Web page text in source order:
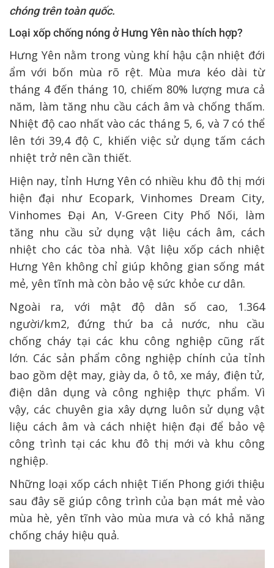
chóng trên toàn quốc.
Loại xốp chống nóng ở Hưng Yên nào thích hợp?
Hưng Yên nằm trong vùng khí hậu cận nhiệt đới
ẩm với bốn mùa rõ rệt. Mùa mưa kéo dài từ
tháng 4 đến tháng 10, chiếm 80% lượng mưa cả
năm, làm tăng nhu cầu cách âm và chống thấm.
Nhiệt độ cao nhất vào các tháng 5, 6, và 7 có thể
lên tới 39,4 độ C, khiến việc sử dụng tấm cách
nhiệt trở nên cần thiết.
Hiện nay, tỉnh Hưng Yên có nhiều khu đô thị mới
hiện đại như Ecopark, Vinhomes Dream City,
Vinhomes Đại An, V-Green City Phố Nối, làm
tăng nhu cầu sử dụng vật liệu cách âm, cách
nhiệt cho các tòa nhà. Vật liệu xốp cách nhiệt
Hưng Yên không chỉ giúp không gian sống mát
mẻ, yên tĩnh mà còn bảo vệ sức khỏe cư dân.
Ngoài ra, với mật độ dân số cao, 1.364
người/km2, đứng thứ ba cả nước, nhu cầu
chống cháy tại các khu công nghiệp cũng rất
lớn. Các sản phẩm công nghiệp chính của tỉnh
bao gồm dệt may, giày da, ô tô, xe máy, điện tử,
điện dân dụng và công nghiệp thực phẩm. Vì
vậy, các chuyên gia xây dựng luôn sử dụng vật
liệu cách âm và cách nhiệt hiện đại để bảo vệ
công trình tại các khu đô thị mới và khu công
nghiệp.
Những loại xốp cách nhiệt Tiến Phong giới thiệu
sau đây sẽ giúp công trình của bạn mát mẻ vào
mùa hè, yên tĩnh vào mùa mưa và có khả năng
chống cháy hiệu quả.